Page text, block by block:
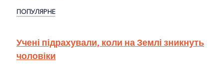
ПОПУЛЯРНЕ
Учені підрахували, коли на Землі зникнуть
чоловіки